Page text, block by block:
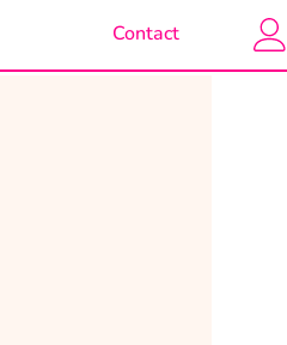
Contact